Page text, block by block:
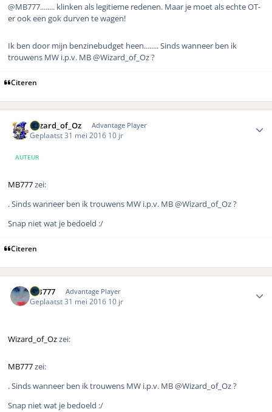
@MB777........ klinken als legitieme redenen. Maar je moet als echte OT-
er ook een gok durven te wagen!
Ik ben door mijn benzinebudget heen........ Sinds wanneer ben ik
trouwens MW i.p.v. MB @Wizard_of_Oz ?
Citeren
Wizard_of_Oz Advantage Player
Geplaatst 31 mei 2016 10 jr
AUTEUR
MB777zei:
. Sinds wanneer ben ik trouwens MW i.p.v. MB @Wizard_of_Oz ?
Snap niet wat je bedoeld :/
Citeren
MB777 Advantage Player
Geplaatst 31 mei 2016 10 jr
Wizard_of_Ozzei:
MB777zei:
. Sinds wanneer ben ik trouwens MW i.p.v. MB @Wizard_of_Oz ?
Snap niet wat je bedoeld :/